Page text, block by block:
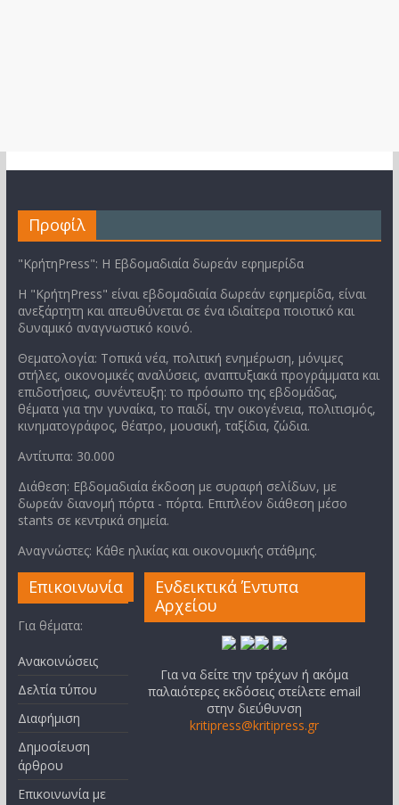
Προφίλ
"ΚρήτηPress": Η Εβδομαδιαία δωρεάν εφημερίδα
Η "ΚρήτηPress" είναι εβδομαδιαία δωρεάν εφημερίδα, είναι
ανεξάρτητη και απευθύνεται σε ένα ιδιαίτερα ποιοτικό και
δυναμικό αναγνωστικό κοινό.
Θεματολογία: Τοπικά νέα, πολιτική ενημέρωση, μόνιμες
στήλες, οικονομικές αναλύσεις, αναπτυξιακά προγράμματα και
επιδοτήσεις, συνέντευξη: το πρόσωπο της εβδομάδας,
θέματα για την γυναίκα, το παιδί, την οικογένεια, πολιτισμός,
κινηματογράφος, θέατρο, μουσική, ταξίδια, ζώδια.
Αντίτυπα: 30.000
Διάθεση: Εβδομαδιαία έκδοση με συραφή σελίδων, με
δωρεάν διανομή πόρτα - πόρτα. Επιπλέον διάθεση μέσο
stants σε κεντρικά σημεία.
Αναγνώστες: Κάθε ηλικίας και οικονομικής στάθμης.
Επικοινωνία
Για θέματα:
Ανακοινώσεις
Δελτία τύπου
Διαφήμιση
Δημοσίευση
άρθρου
Επικοινωνία με
Ενδεικτικά Έντυπα
Αρχείου
Για να δείτε την τρέχων ή ακόμα
παλαιότερες εκδόσεις στείλετε email
στην διεύθυνση
kritipress@kritipress.gr